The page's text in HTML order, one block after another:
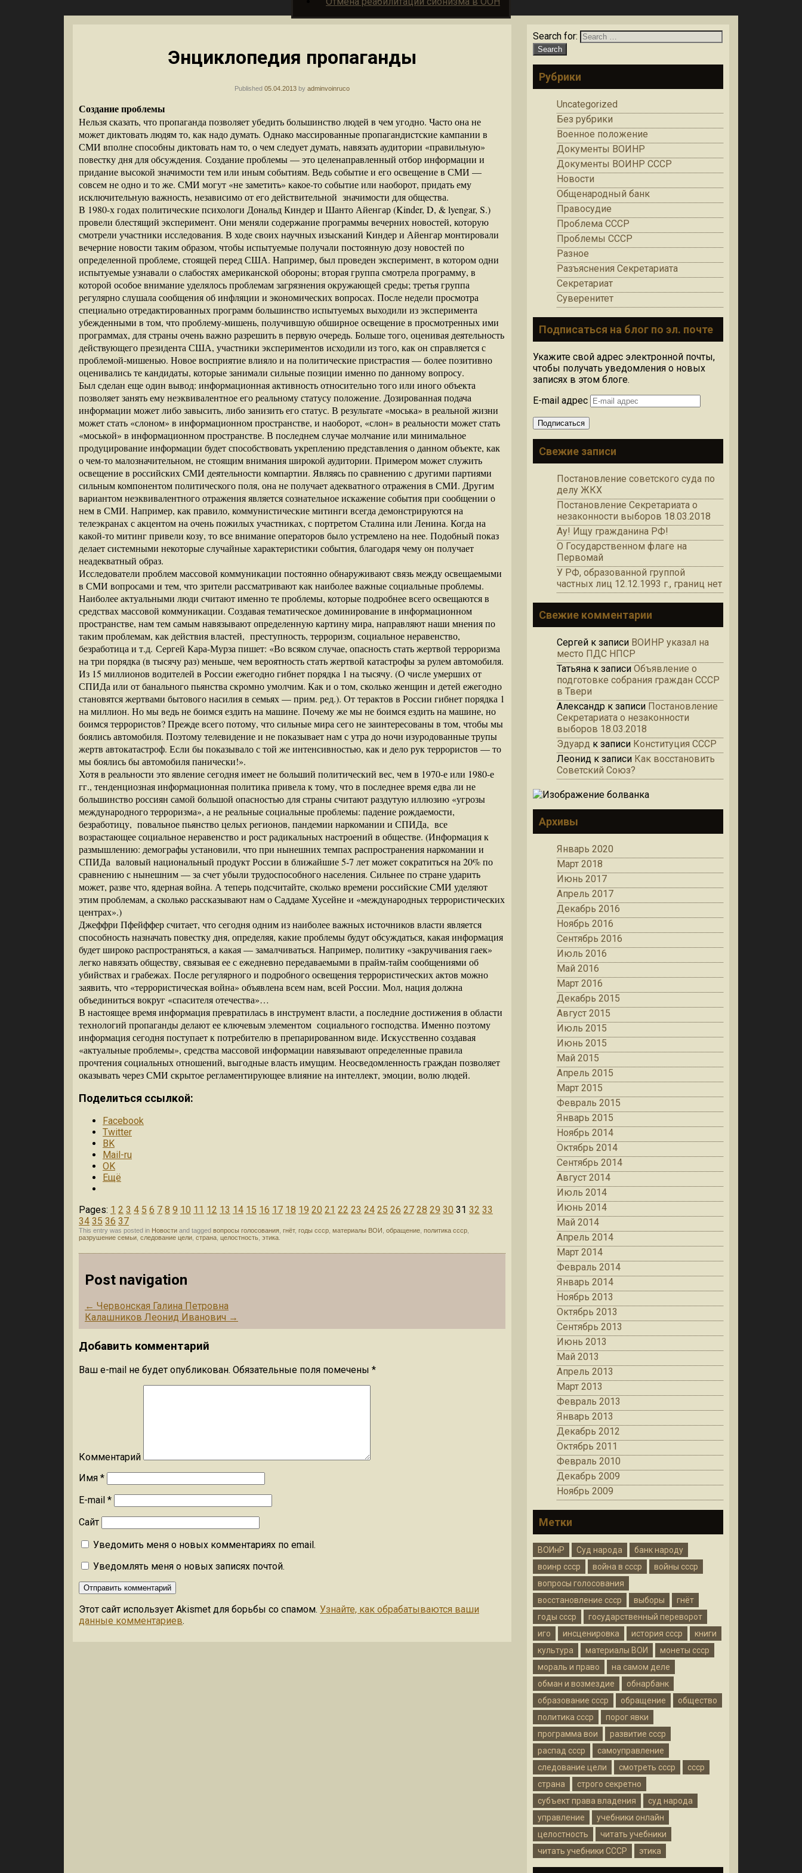
Энциклопедия пропаганды
Published 05.04.2013 by adminvoinruco
Создание проблемы
Нельзя сказать, что пропаганда позволяет убедить большинство людей в чем угодно. Часто она не
может диктовать людям то, как надо думать. Однако массированные пропагандистские кампании в
СМИ вполне способны диктовать нам то, о чем следует думать, навязать аудитории «правильную»
повестку дня для обсуждения. Создание проблемы — это целенаправленный отбор информации и
придание высокой значимости тем или иным событиям. Ведь событие и его освещение в СМИ —
совсем не одно и то же. СМИ могут «не заметить» какое-то событие или наоборот, придать ему
исключительную важность, независимо от его действительной значимости для общества.
В 1980-х годах политические психологи Дональд Киндер и Шанто Айенгар (Kinder, D, & lyengar, S.)
провели блестящий эксперимент. Они меняли содержание программы вечерних новостей, которую
смотрели участники исследования. В ходе своих научных изысканий Киндер и Айенгар монтировали
вечерние новости таким образом, чтобы испытуемые получали постоянную дозу новостей по
определенной проблеме, стоящей перед США. Например, был проведен эксперимент, в котором одни
испытуемые узнавали о слабостях американской обороны; вторая группа смотрела программу, в
которой особое внимание уделялось проблемам загрязнения окружающей среды; третья группа
регулярно слушала сообщения об инфляции и экономических вопросах. После недели просмотра
специально отредактированных программ большинство испытуемых выходили из эксперимента
убежденными в том, что проблему-мишень, получившую обширное освещение в просмотренных ими
программах, для страны очень важно разрешить в первую очередь. Больше того, оценивая деятельность
действующего президента США, участники экспериментов исходили из того, как он справляется с
проблемой-мишенью. Новое восприятие влияло и на политические пристрастия — более позитивно
оценивались те кандидаты, которые занимали сильные позиции именно по данному вопросу.
Был сделан еще один вывод: информационная активность относительно того или иного объекта
позволяет занять ему неэквивалентное его реальному статусу положение. Дозированная подача
информации может либо завысить, либо занизить его статус. В результате «моська» в реальной жизни
может стать «слоном» в информационном пространстве, и наоборот, «слон» в реальности может стать
«моськой» в информационном пространстве. В последнем случае молчание или минимальное
продуцирование информации будет способствовать укреплению представления о данном объекте, как
о чем-то малозначительном, не стоящим внимания широкой аудитории. Примером может служить
освещение в российских СМИ деятельности компартии. Являясь по сравнению с другими партиями
сильным компонентом политического поля, она не получает адекватного отражения в СМИ. Другим
вариантом неэквивалентного отражения является сознательное искажение события при сообщении о
нем в СМИ. Например, как правило, коммунистические митинги всегда демонстрируются на
телеэкранах с акцентом на очень пожилых участниках, с портретом Сталина или Ленина. Когда на
какой-то митинг привели козу, то все внимание операторов было устремлено на нее. Подобный показ
делает системными некоторые случайные характеристики события, благодаря чему он получает
неадекватный образ.
Исследователи проблем массовой коммуникации постоянно обнаруживают связь между освещаемыми
в СМИ вопросами и тем, что зрители рассматривают как наиболее важные социальные проблемы.
Наиболее актуальными люди считают именно те проблемы, которые подробнее всего освещаются в
средствах массовой коммуникации. Создавая тематическое доминирование в информационном
пространстве, нам тем самым навязывают определенную картину мира, направляют наши мнения по
таким проблемам, как действия властей, преступность, терроризм, социальное неравенство,
безработица и т.д. Сергей Кара-Мурза пишет: «Во всяком случае, опасность стать жертвой терроризма
на три порядка (в тысячу раз) меньше, чем вероятность стать жертвой катастрофы за рулем автомобиля.
Из 15 миллионов водителей в России ежегодно гибнет порядка 1 на тысячу. (О числе умерших от
СПИДа или от банального пьянства скромно умолчим. Как и о том, сколько женщин и детей ежегодно
становятся жертвами бытового насилия в семьях — прим. ред.). От терактов в России гибнет порядка 1
на миллион. Но мы ведь не боимся ездить на машине. Почему же мы не боимся ездить на машине, но
боимся террористов? Прежде всего потому, что сильные мира сего не заинтересованы в том, чтобы мы
боялись автомобиля. Поэтому телевидение и не показывает нам с утра до ночи изуродованные трупы
жертв автокатастроф. Если бы показывало с той же интенсивностью, как и дело рук террористов — то
мы боялись бы автомобиля панически!».
Хотя в реальности это явление сегодня имеет не больший политический вес, чем в 1970-е или 1980-е
гг., тенденциозная информационная политика привела к тому, что в последнее время едва ли не
большинство россиян самой большой опасностью для страны считают раздутую иллюзию «угрозы
международного терроризма», а не реальные социальные проблемы: падение рождаемости,
безработицу, повальное пьянство целых регионов, пандемии наркомании и СПИДа, все
возрастающее социальное неравенство и рост радикальных настроений в обществе. (Информация к
размышлению: демографы установили, что при нынешних темпах распространения наркомании и
СПИДа валовый национальный продукт России в ближайшие 5-7 лет может сократиться на 20% по
сравнению с нынешним — за счет убыли трудоспособного населения. Сильнее по стране ударить
может, разве что, ядерная война. А теперь подсчитайте, сколько времени российские СМИ уделяют
этим проблемам, а сколько рассказывают нам о Саддаме Хусейне и «международных террористических
центрах».)
Джеффри Пфейффер считает, что сегодня одним из наиболее важных источников власти является
способность назначать повестку дня, определяя, какие проблемы будут обсуждаться, какая информация
будет широко распространяться, а какая — замалчиваться. Например, политику «закручивания гаек»
легко навязать обществу, связывая ее с ежедневно передаваемыми в прайм-тайм сообщениями об
убийствах и грабежах. После регулярного и подробного освещения террористических актов можно
заявить, что «террористическая война» объявлена всем нам, всей России. Мол, нация должна
объединиться вокруг «спасителя отечества»…
В настоящее время информация превратилась в инструмент власти, а последние достижения в области
технологий пропаганды делают ее ключевым элементом социального господства. Именно поэтому
информация сегодня поступает к потребителю в препарированном виде. Искусственно создавая
«актуальные проблемы», средства массовой информации навязывают определенные правила
прочтения социальных отношений, выгодные власть имущим. Неосведомленность граждан позволяет
оказывать через СМИ скрытое регламентирующее влияние на интеллект, эмоции, волю людей.
Поделиться ссылкой:
Facebook
Twitter
BK
Mail-ru
OK
Ещё
Pages: 1 2 3 4 5 6 7 8 9 10 11 12 13 14 15 16 17 18 19 20 21 22 23 24 25 26 27 28 29 30 31 32 33
34 35 36 37
This entry was posted in Новости and tagged вопросы голосования гнёт, годы ссср материалы ВОИ обращение политика ссср
разрушение семьи следование цели страна целостность этика
Post navigation
← Червонская Галина Петровна
Калашников Леонид Иванович →
Добавить комментарий
Ваш e-mail не будет опубликован. Обязательные поля помечены *
Комментарий
Имя *
E-mail *
Сайт
Уведомить меня о новых комментариях по email.
Уведомлять меня о новых записях почтой.
Этот сайт использует Akismet для борьбы со спамом. Узнайте, как обрабатываются ваши
данные комментариев.
Search for:
Рубрики
Uncategorized
Без рубрики
Военное положение
Документы ВОИНР
Документы ВОИНР СССР
Новости
Общенародный банк
Правосудие
Проблема СССР
Проблемы СССР
Разное
Разъяснения Секретариата
Секретариат
Суверенитет
Подписаться на блог по эл. почте
Укажите свой адрес электронной почты,
чтобы получать уведомления о новых
записях в этом блоге.
E-mail адрес
Подписаться
Свежие записи
Постановление советского суда по
делу ЖКХ
Постановление Секретариата о
незаконности выборов 18.03.2018
Ау! Ищу гражданина РФ!
О Государственном флаге на
Первомай
У РФ, образованной группой
частных лиц 12.12.1993 г., границ нет
Свежие комментарии
Сергей к записи ВОИНР указал на
место ПДС НПСР
Татьяна к записи Объявление о
подготовке собрания граждан СССР
в Твери
Александр к записи Постановление
Секретариата о незаконности
выборов 18.03.2018
Эдуард к записи Конституция СССР
Леонид к записи Как восстановить
Советский Союз?
Архивы
Январь 2020
Март 2018
Июнь 2017
Апрель 2017
Декабрь 2016
Ноябрь 2016
Сентябрь 2016
Июль 2016
Май 2016
Март 2016
Декабрь 2015
Август 2015
Июль 2015
Июнь 2015
Май 2015
Апрель 2015
Март 2015
Февраль 2015
Январь 2015
Ноябрь 2014
Октябрь 2014
Сентябрь 2014
Август 2014
Июль 2014
Июнь 2014
Май 2014
Апрель 2014
Март 2014
Февраль 2014
Январь 2014
Ноябрь 2013
Октябрь 2013
Сентябрь 2013
Июнь 2013
Май 2013
Апрель 2013
Март 2013
Февраль 2013
Январь 2013
Декабрь 2012
Октябрь 2011
Февраль 2010
Декабрь 2009
Ноябрь 2009
Метки
ВОИнР Суд народа
банк народу
воинр ссср
война в ссср
войны ссср
вопросы голосования
восстановление ссср
выборы
гнёт
годы ссср
государственный переворот
иго
инсценировка история ссср
книги
культура
материалы ВОИ
монеты ссср
мораль и право
на самом деле
обман и возмездие
обнарбанк
образование ссср
обращение
общество
политика ссср
порог явки
программа вои
развитие ссср
распад ссср
самоуправление
следование цели
смотреть ссср
ссср
страна
строго секретно
субъект права владения
суд народа
управление
учебники онлайн
целостность
читать учебники
читать учебники СССР
этика